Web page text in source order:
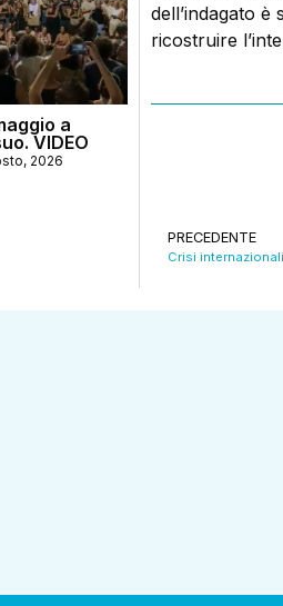
a
VIDEO
2026
dell’indagato
ricostruire
PRECEDENTE